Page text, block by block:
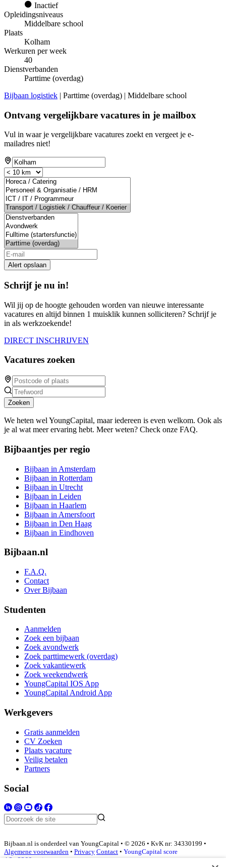
Inactief
Opleidingsniveaus
Middelbare school
Plaats
Kolham
Werkuren per week
40
Dienstverbanden
Parttime (overdag)
Bijbaan logistiek | Parttime (overdag) | Middelbare school
Ontvang vergelijkbare vacatures in je mailbox
Vul in waar je vergelijkbare vacatures zoekt en vergeet je e-
mailadres niet!
Alert opslaan
Schrijf je nu in!
Wil jij op de hoogte gehouden worden van nieuwe interessante
vacatures en altijd binnen 1 muisklik kunnen solliciteren? Schrijf je
in als werkzoekende!
DIRECT INSCHRIJVEN
Vacatures zoeken
Zoeken
We heten wel YoungCapital, maar iedereen is even welkom. Ook als
je al wat meer ervaring hebt. Meer weten? Check onze FAQ.
Bijbaantjes per regio
Bijbaan in Amsterdam
Bijbaan in Rotterdam
Bijbaan in Utrecht
Bijbaan in Leiden
Bijbaan in Haarlem
Bijbaan in Amersfoort
Bijbaan in Den Haag
Bijbaan in Eindhoven
Bijbaan.nl
F.A.Q.
Contact
Over Bijbaan
Studenten
Aanmelden
Zoek een bijbaan
Zoek avondwerk
Zoek parttimewerk (overdag)
Zoek vakantiewerk
Zoek weekendwerk
YoungCapital IOS App
YoungCapital Android App
Werkgevers
Gratis aanmelden
CV Zoeken
Plaats vacature
Veilig betalen
Partners
Social
Bijbaan.nl is onderdeel van YoungCapital • © 2026 • KvK nr: 34330199 •
Algemene voorwaarden • Privacy Contact • YoungCapital score
4.3 - 3366 reviews